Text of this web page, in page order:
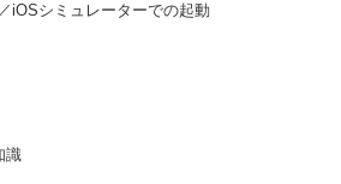
シミュレーターでの起動
識